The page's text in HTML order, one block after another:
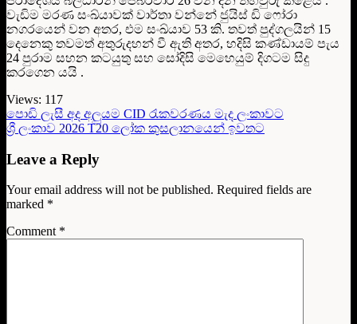
වැඩිම මරණ සංඛ්යාවක් වාර්තා වන්නේ ජුයිස් ඩි ෆෝරා
නගරයෙන් වන අතර, එම සංඛ්යාව 53 කි. තවත් පුද්ගලයින් 15
දෙනෙකු තවමත් අතුරුදහන් වී ඇති අතර, හදිසි කණ්ඩායම් පැය
24 පුරාම සහන කටයුතු සහ සෝදිසි මෙහෙයුම් දිගටම සිදු
කරගෙන යයි .
Views: 117
පොඩි ලැසී අද අලුයම CID රැකවරණය මැද ලංකාවට
ශ්‍රී ලංකාව 2026 T20 ලෝක කුසලානයෙන් ඉවතට
Leave a Reply
Your email address will not be published. Required fields are
marked *
Comment *